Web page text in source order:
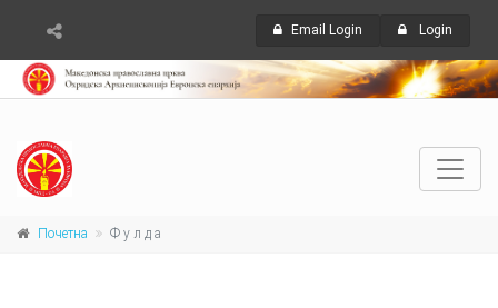
Email Login Login
Почетна Ф у л д а